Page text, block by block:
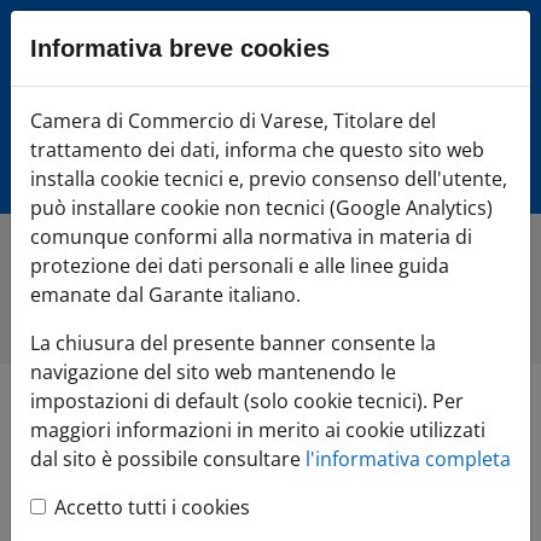
Sezione salto blocchi
Vai alla sezione dedicata alle informazioni correlate
Vai al footer
Camera di Commercio Varese
Home»Di cosa hai bisogno?»REGISTRO IMPRESE»Iscrivi e
attiva l'impresa »Attività regolamentate
mediazione»Revisione dinamica
Revisione
dinamica
Informativa breve cookies
Camera di Commercio di Varese, Titolare del
trattamento dei dati, informa che questo sito web
installa cookie tecnici e, previo consenso dell'utente,
può installare cookie non tecnici (Google Analytics)
comunque conformi alla normativa in materia di
protezione dei dati personali e alle linee guida
emanate dal Garante italiano.
La chiusura del presente banner consente la
navigazione del sito web mantenendo le
impostazioni di default (solo cookie tecnici). Per
maggiori informazioni in merito ai cookie utilizzati
dal sito è possibile consultare l'informativa completa
Accetto tutti i cookies